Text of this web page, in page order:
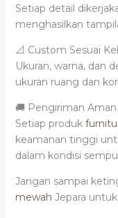
Setiap detail
menghasilkan
📐 Custom Sesuai
Ukuran, warna, dan
ukuran ruang dan
🚚 Pengiriman Aman
Setiap produk
keamanan tinggi
dalam kondisi
Jangan sampai
mewah Jepara